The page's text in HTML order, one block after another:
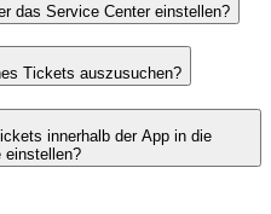
das Service Center einstellen?
Tickets auszusuchen?
innerhalb der App in die
einstellen?